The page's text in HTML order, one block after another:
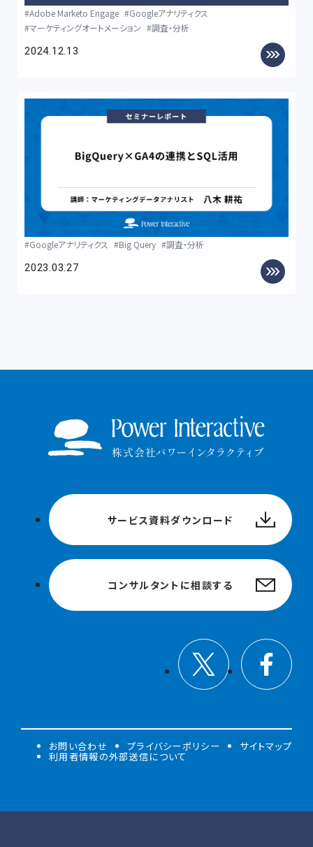
Adobe Marketo Engage
Googleアナリティクス
マーケティングオートメーション
調査・分析
2024.12.13
Googleアナリティクス Big Query 調査・分析
2023.03.27
サービス資料ダウンロード
コンサルタントに相談する
お問い合わせ プライバシーポリシー サイトマップ
利用者情報の外部送信について